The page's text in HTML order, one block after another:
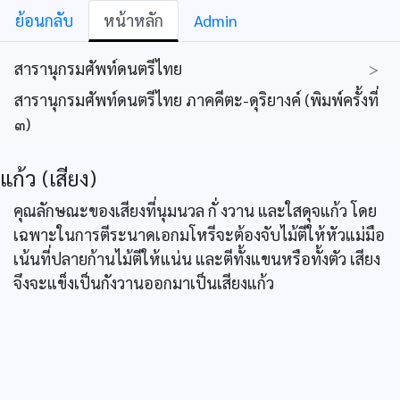
ย้อนกลับ หน้าหลัก Admin
สารานุกรมศัพท์ดนตรีไทย
>
สารานุกรมศัพท์ดนตรีไทย ภาคคีตะ-ดุริยางค์ (พิมพ์ครั้งที่
๓)
แก้ว (เสียง)
คุณลักษณะของเสียงที่นุมนวล กั่ งวาน และใสดุจแก้ว โดย
เฉพาะในการตีระนาดเอกมโหรีจะต้องจับไม้ตีให้หัวแม่มือ
เน้นที่ปลายก้านไม้ตีให้แน่น และตีทั้งแขนหรือทั้งตัว เสียง
จึงจะแข็งเป็นกังวานออกมาเป็นเสียงแก้ว